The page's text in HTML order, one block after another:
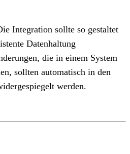
Integration sollte so gestaltet
Datenhaltung
die in einem System
sollten automatisch in den
werden.